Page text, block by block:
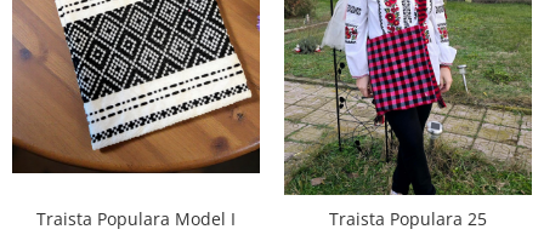
Traista Populara Model I
Traista Populara 25